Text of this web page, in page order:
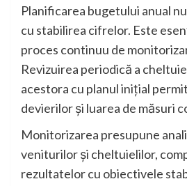
Planificarea bugetului anual
cu stabilirea cifrelor. Este
proces continuu de
Revizuirea periodică a
acestora cu planul inițial
devierilor și luarea de măsuri
Monitorizarea presupune
veniturilor și cheltuielilor,
rezultatelor cu obiectivele